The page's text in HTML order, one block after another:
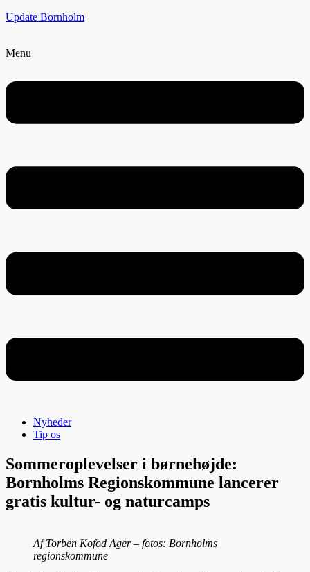
Update Bornholm
Menu
Nyheder
Tip os
Sommeroplevelser i børnehøjde:
Bornholms Regionskommune lancerer
gratis kultur- og naturcamps
Af Torben Kofod Ager – fotos: Bornholms
regionskommune